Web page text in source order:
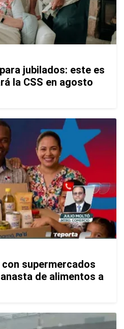
jubilados: este es
la CSS en agosto
con supermercados
de alimentos a